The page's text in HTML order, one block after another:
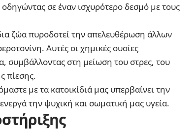
σε έναν ισχυρότερο δεσμό με τους
ζώα πυροδοτεί την απελευθέρωση άλλων
Αυτές οι χημικές ουσίες
συμβάλλοντας στη μείωση του στρες, του
πίεσης.
με τα κατοικίδιά μας υπερβαίνει την
την ψυχική και σωματική μας υγεία.